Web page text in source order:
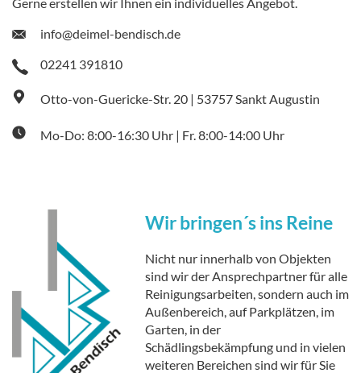
info@deimel-bendisch.de
02241 391810
Otto-von-Guericke-Str. 20 | 53757 Sankt Augustin
Mo-Do: 8:00-16:30 Uhr | Fr. 8:00-14:00 Uhr
Wir bringen´s ins Reine
Nicht nur innerhalb von Objekten
sind wir der Ansprechpartner für alle
Reinigungsarbeiten, sondern auch im
Außenbereich, auf Parkplätzen, im
Garten, in der
Schädlingsbekämpfung und in vielen
weiteren Bereichen sind wir für Sie